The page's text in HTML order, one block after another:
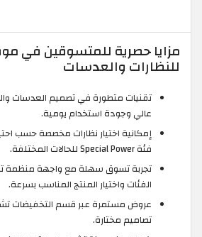
مزايا حصرية للمتسوقين في
للنظارات والعدسات
تقنيات متطورة في تصميم العدسات
عالي وجودة استخدام يومية.
إمكانية اختيار نظارات مخصصة حسب
فئة Special Power للحالات المختلفة.
تجربة تسوق سهلة مع واجهة منظمة
الفئات واختيار المنتج المناسب بسرعة.
عروض مستمرة عبر قسم التخفيضات
تصاميم مختارة.